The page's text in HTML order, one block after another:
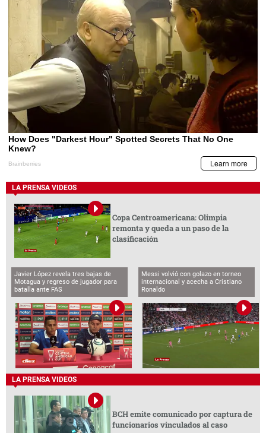
LA PRENSA VIDEOS
Copa Centroamericana: Olimpia
remonta y queda a un paso de la
clasificación
Javier López revela tres bajas de
Motagua y regreso de jugador para
batalla ante FAS
Messi volvió con golazo en torneo
internacional y acecha a Cristiano
Ronaldo
LA PRENSA VIDEOS
BCH emite comunicado por captura de
funcionarios vinculados al caso